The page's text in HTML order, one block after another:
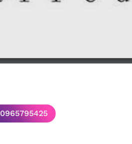
0965795425